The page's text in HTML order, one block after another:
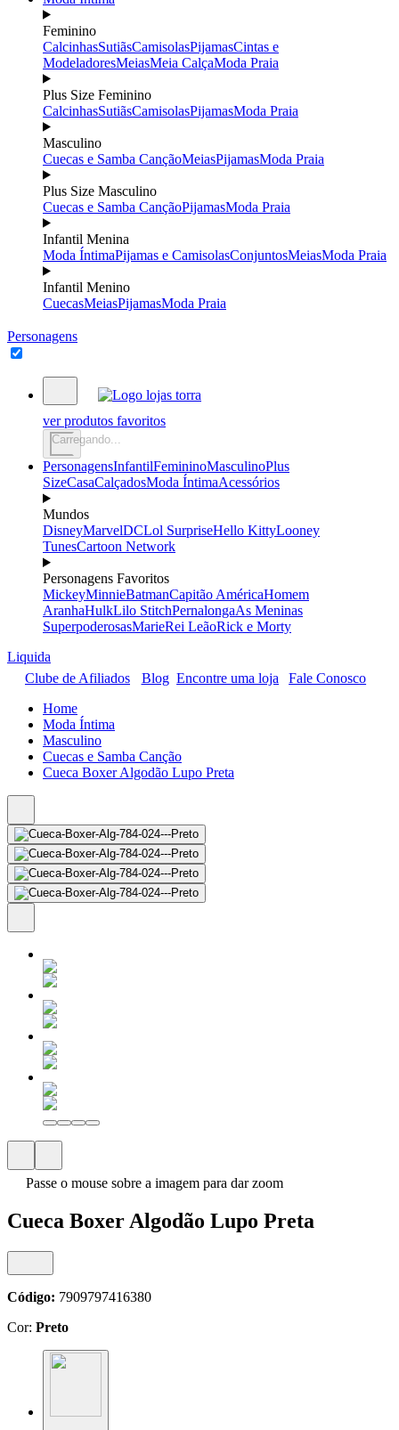
Feminino
CalcinhasSutiãsCamisolasPijamasCintas e
ModeladoresMeiasMeia CalçaModa Praia
Plus Size Feminino
CalcinhasSutiãsCamisolasPijamasModa Praia
Masculino
Cuecas e Samba CançãoMeiasPijamasModa Praia
Plus Size Masculino
Cuecas e Samba CançãoPijamasModa Praia
Infantil Menina
Moda ÍntimaPijamas e CamisolasConjuntosMeiasModa Praia
Infantil Menino
CuecasMeiasPijamasModa Praia
Personagens
ver produtos favoritos
Carregando...
PersonagensInfantilFemininoMasculinoPlus
SizeCasaCalçadosModa ÍntimaAcessórios
Mundos
DisneyMarvelDCLol SurpriseHello KittyLooney
TunesCartoon Network
Personagens Favoritos
MickeyMinnieBatmanCapitão AméricaHomem
AranhaHulkLilo StitchPernalongaAs Meninas
SuperpoderosasMarieRei LeãoRick e Morty
Liquida
Clube de Afiliados
Blog Encontre uma loja
Fale Conosco
Home
Moda Íntima
Masculino
Cuecas e Samba Canção
Cueca Boxer Algodão Lupo Preta
Passe o mouse sobre a imagem para dar zoom
Cueca Boxer Algodão Lupo Preta
Código: 7909797416380
Cor: Preto